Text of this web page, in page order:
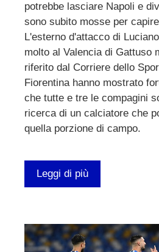
potrebbe lasciare Napoli e
sono subito mosse per
L'esterno d'attacco di
molto al Valencia di Gattuso
riferito dal Corriere dello
Fiorentina hanno mostrato
che tutte e tre le compagini
ricerca di un calciatore che
quella porzione di campo.
Leggi di più